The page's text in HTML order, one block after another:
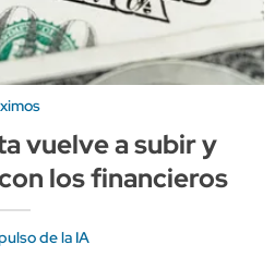
vuelve a subir y
los financieros
de la IA